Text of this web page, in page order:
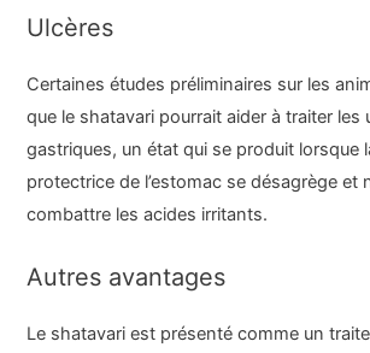
Ulcères
Certaines études préliminaires sur les
que le shatavari pourrait aider à traiter les
gastriques, un état qui se produit lorsque
protectrice de l’estomac se désagrège et
combattre les acides irritants.
Autres avantages
Le shatavari est présenté comme un